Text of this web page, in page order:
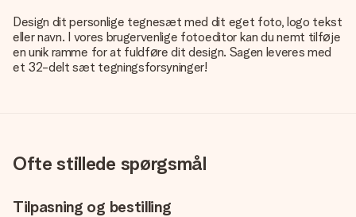
Design dit personlige tegnesæt med dit eget foto, logo tekst
eller navn. I vores brugervenlige fotoeditor kan du nemt tilføje
en unik ramme for at fuldføre dit design. Sagen leveres med
et 32-delt sæt tegningsforsyninger!
Ofte stillede spørgsmål
Tilpasning og bestilling